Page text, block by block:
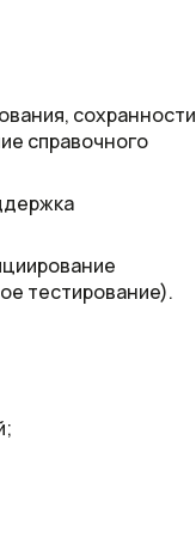
сохранности
справочного
тестирование).